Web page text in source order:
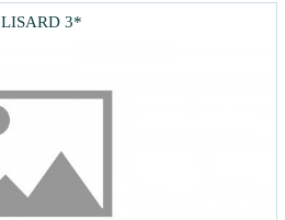
LISARD 3*